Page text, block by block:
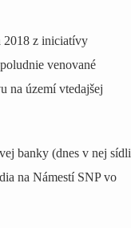
2018 z iniciatívy
venované
na území vtedajšej
banky (dnes v nej sídli
na Námestí SNP vo